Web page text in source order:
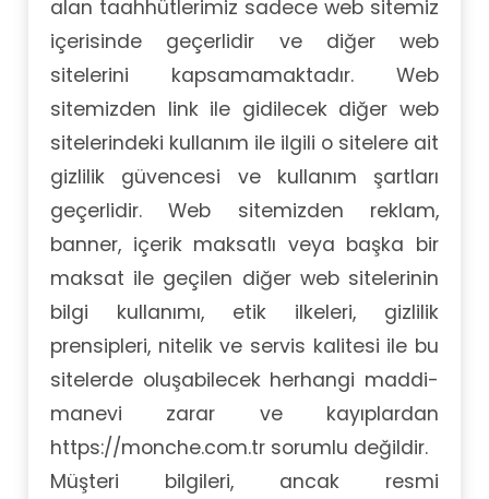
alan taahhütlerimiz sadece web sitemiz
içerisinde geçerlidir ve diğer web
sitelerini kapsamamaktadır. Web
sitemizden link ile gidilecek diğer web
sitelerindeki kullanım ile ilgili o sitelere ait
gizlilik güvencesi ve kullanım şartları
geçerlidir. Web sitemizden reklam,
banner, içerik maksatlı veya başka bir
maksat ile geçilen diğer web sitelerinin
bilgi kullanımı, etik ilkeleri, gizlilik
prensipleri, nitelik ve servis kalitesi ile bu
sitelerde oluşabilecek herhangi maddi-
manevi zarar ve kayıplardan
https://monche.com.tr sorumlu değildir.
Müşteri bilgileri, ancak resmi